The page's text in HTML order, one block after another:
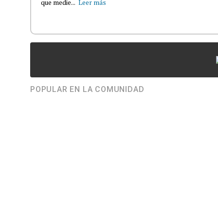
que medie... Leer más
POPULAR EN LA COMUNIDAD